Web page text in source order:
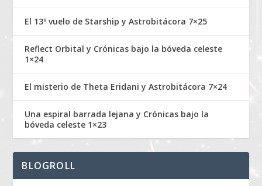
El 13º vuelo de Starship y Astrobitácora 7×25
Reflect Orbital y Crónicas bajo la bóveda celeste
1×24
El misterio de Theta Eridani y Astrobitácora 7×24
Una espiral barrada lejana y Crónicas bajo la
bóveda celeste 1×23
BLOGROLL